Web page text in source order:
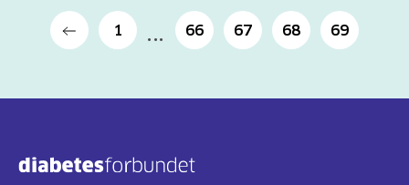
Alle
(2277)
(806)
og
1 66 67 68 69